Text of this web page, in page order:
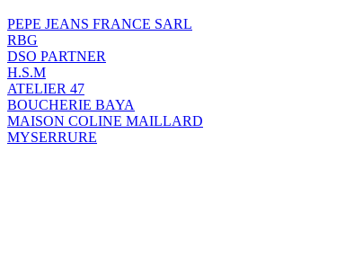
PEPE JEANS FRANCE SARL
RBG
DSO PARTNER
H.S.M
ATELIER 47
BOUCHERIE BAYA
MAISON COLINE MAILLARD
MYSERRURE